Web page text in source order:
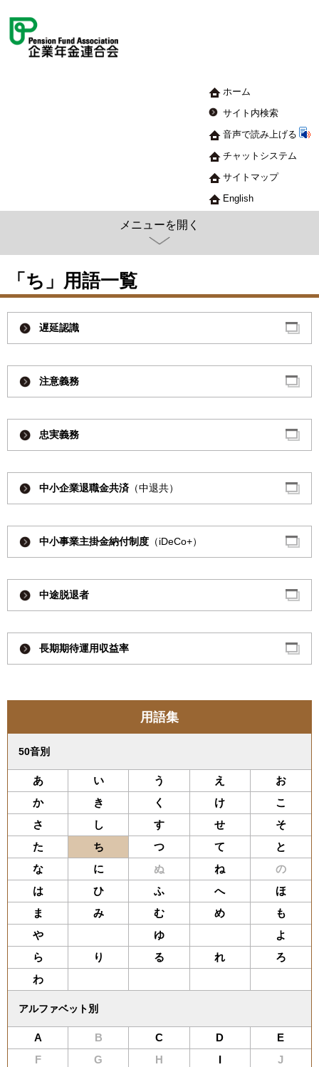
ホーム
サイト内検索
音声で読み上げる
チャットシステム
サイトマップ
English
メニューを開く
「ち」用語一覧
遅延認識
注意義務
忠実義務
中小企業退職金共済 （中退共）
中小事業主掛金納付制度 （iDeCo+）
中途脱退者
長期期待運用収益率
用語集
50音別
あ い う え
お
か
き く け
こ
さ
し す せ
そ
た
ち つ て
と
な
に ぬ ね
の
は
ひ ふ へ
ほ
ま
み む め
も
や
ゆ
よ
ら
り る れ
ろ
わ
アルファベット別
A B C D
E
F
G H I
J